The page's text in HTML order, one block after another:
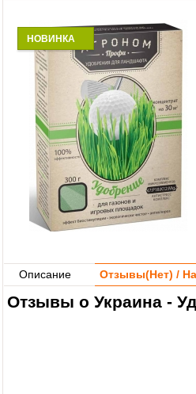
НОВИНКА
Описание Отзывы(Нет) /
Отзывы о Украина -